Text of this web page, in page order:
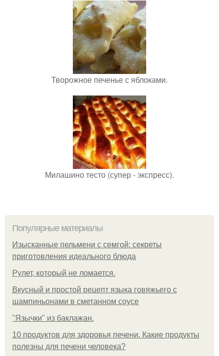
Творожное печенье с яблоками.
Милашино тесто (супер - экспресс).
Популярные материалы
Изысканные пельмени с семгой: секреты
приготовления идеального блюда
Рулет, который не ломается.
Вкусный и простой рецепт языка говяжьего с
шампиньонами в сметанном соусе
"Язычки" из баклажан.
10 продуктов для здоровья печени. Какие продукты
полезны для печени человека?